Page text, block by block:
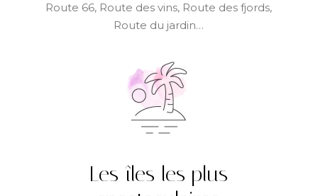
Route 66, Route des vins, Route des fjords,
Route du jardin…
Les îles les plus